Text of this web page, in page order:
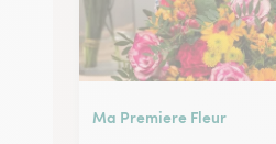
Ma Premiere Fleur